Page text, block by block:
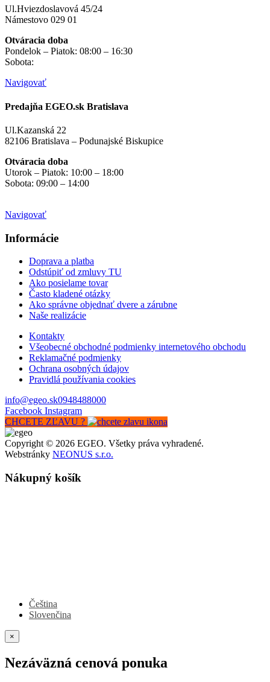
Ul.Hviezdoslavová 45/24
Námestovo 029 01
Otváracia doba
Pondelok – Piatok: 08:00 – 16:30
Sobota:
Navigovať
Predajňa EGEO.sk Bratislava
Ul.Kazanská 22
82106 Bratislava – Podunajské Biskupice
Otváracia doba
Utorok – Piatok: 10:00 – 18:00
Sobota: 09:00 – 14:00
Navigovať
Informácie
Doprava a platba
Odstúpiť od zmluvy TU
Ako posielame tovar
Často kladené otázky
Ako správne objednať dvere a zárubne
Naše realizácie
Kontakty
Všeobecné obchodné podmienky internetového obchodu
Reklamačné podmienky
Ochrana osobných údajov
Pravidlá používania cookies
info@egeo.sk0948488000
Facebook Instagram
CHCETE ZĽAVU ?
Copyright © 2026 EGEO. Všetky práva vyhradené.
Webstránky NEONUS s.r.o.
Nákupný košík
Čeština
Slovenčina
×
Nezáväzná cenová ponuka